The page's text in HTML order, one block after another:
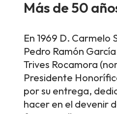
Más de 50
En 1969 D. Carmelo
Pedro Ramón
Trives Rocamora
Presidente
por su entrega,
hacer en el devenir